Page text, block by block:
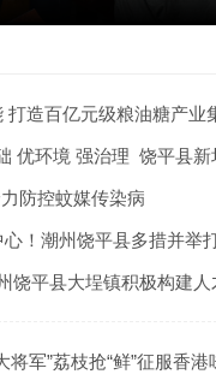
造百亿元级粮油糖产业
境 强治理 饶平县新圩镇苗
防控蚊媒传染病
！潮州饶平县多措并举
大埕镇积极构建人才培养体
军”荔枝抢“鲜”征服香港